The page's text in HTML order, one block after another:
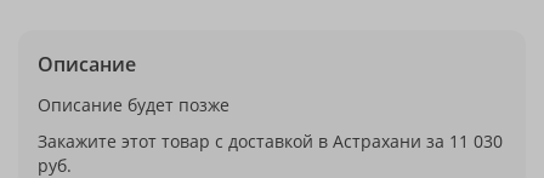
Описание
Описание будет позже
Закажите этот товар с доставкой в Астрахани за 11 030
руб.